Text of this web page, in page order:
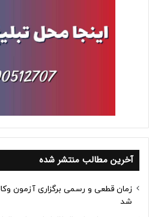
آخرین مطالب منتشر شده
شد